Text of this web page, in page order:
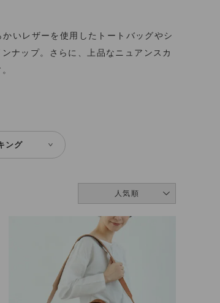
いレザーを使用したトートバッグやシ
ナップ。さらに、上品なニュアンスカ
ング
人気順